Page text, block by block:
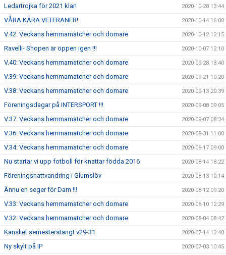
Ledartrojka för 2021 klar! 2020-10-28 13:44
VÅRA KÄRA VETERANER! 2020-10-14 16:00
V.42: Veckans hemmamatcher och domare 2020-10-12 12:15
Ravelli- Shopen är öppen igen !!! 2020-10-07 12:10
V.40: Veckans hemmamatcher och domare 2020-09-28 13:40
V.39: Veckans hemmamatcher och domare 2020-09-21 10:20
V.38: Veckans hemmamatcher och domare 2020-09-13 20:39
Föreningsdagar på INTERSPORT !!! 2020-09-08 09:05
V.37: Veckans hemmamatcher och domare 2020-09-07 08:34
V.36: Veckans hemmamatcher och domare 2020-08-31 11:00
V.34: Veckans hemmamatcher och domare 2020-08-17 09:00
Nu startar vi upp fotboll för knattar födda 2016 2020-08-14 18:22
Föreningsnattvandring i Glumslöv 2020-08-13 10:14
Ännu en seger för Dam !!! 2020-08-12 09:20
V.33: Veckans hemmamatcher och domare 2020-08-10 12:29
V.32: Veckans hemmamatcher och domare 2020-08-04 08:42
Kansliet semesterstängt v29-31 2020-07-14 13:40
Ny skylt på IP 2020-07-03 10:45